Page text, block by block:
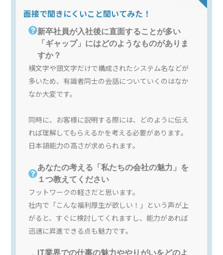
面接で聞きにくいこと聞いてみた！
新卒社員が入社後に直面することが多い
「ギャップ」にはどのようなものがありま
すか？
横文字や頭文字だけで構成されたシステム名などが
多いため、有識者同士の会話についていくのはなか
なか大変です。
同時に、お客様に説明する際には、どのように伝え
れば理解してもらえるかを考える必要があります。
日本語能力の高さが求められます。
あなたの考える「私たちの会社の魅力」を
１つ教えてください
フットワークの軽さだと思います。
社内で「こんな福利厚生が欲しい！」という声が上
がると、すぐに検討してくれますし、能力があれば
迅速に昇進できる点も魅力です。
IT業界での仕事の魅力ややりがいをどのよ